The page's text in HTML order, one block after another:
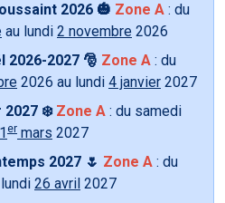
2026 🎃 Zone A : du
au lundi 2 novembre 2026
2026-2027 🎅 Zone A : du
2026 au lundi 4 janvier 2027
2027 ❄️ Zone A : du samedi
1 er mars 2027
2027 🌷 Zone A : du
26 avril 2027